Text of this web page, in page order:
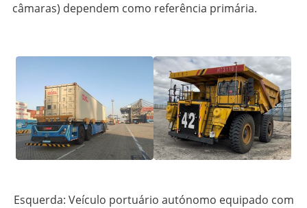
câmaras) dependem como referência primária.
Esquerda: Veículo portuário autónomo equipado com